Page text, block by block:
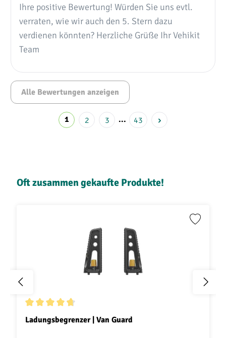
Ihre positive Bewertung! Würden Sie uns evtl.
verraten, wie wir auch den 5. Stern dazu
verdienen könnten? Herzliche Grüße Ihr Vehikit
Team
Alle Bewertungen anzeigen
1 2 3 ... 43
Oft zusammen gekaufte Produkte!
Durchschnittliche Bewertung von 4.8 von 5 Sternen
Ladungsbegrenzer | Van Guard